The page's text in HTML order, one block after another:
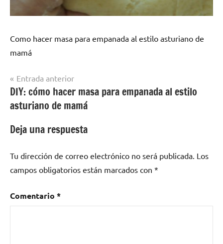
Como hacer masa para empanada al estilo asturiano de
mamá
Navegación
de
entradas
Entrada anterior
DIY: cómo hacer masa para empanada al estilo
asturiano de mamá
Deja una respuesta
Tu dirección de correo electrónico no será publicada. Los
campos obligatorios están marcados con *
Comentario *